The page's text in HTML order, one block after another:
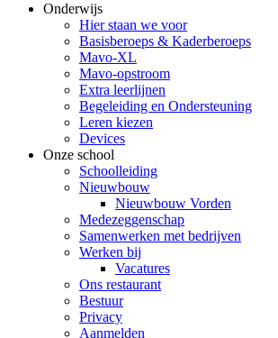
Onderwijs
Hier staan we voor
Basisberoeps & Kaderberoeps
Mavo-XL
Mavo-opstroom
Extra leerlijnen
Begeleiding en Ondersteuning
Leren kiezen
Devices
Onze school
Schoolleiding
Nieuwbouw
Nieuwbouw Vorden
Medezeggenschap
Samenwerken met bedrijven
Werken bij
Vacatures
Ons restaurant
Bestuur
Privacy
Aanmelden